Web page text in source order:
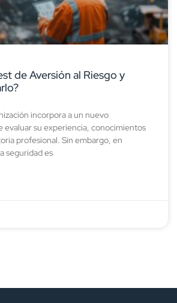
de Aversión al Riesgo y
incorpora a un nuevo
evaluar su experiencia, conocimientos
profesional. Sin embargo, en
seguridad es